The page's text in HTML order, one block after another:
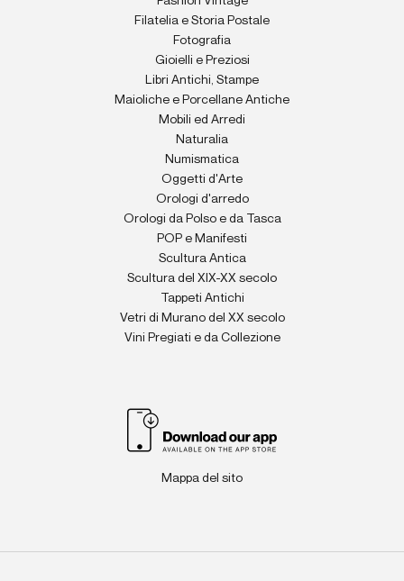
Filatelia e Storia Postale
Fotografia
Gioielli e Preziosi
Libri Antichi, Stampe
Maioliche e Porcellane Antiche
Mobili ed Arredi
Naturalia
Numismatica
Oggetti d'Arte
Orologi d'arredo
Orologi da Polso e da Tasca
POP e Manifesti
Scultura Antica
Scultura del XIX-XX secolo
Tappeti Antichi
Vetri di Murano del XX secolo
Vini Pregiati e da Collezione
Mappa del sito